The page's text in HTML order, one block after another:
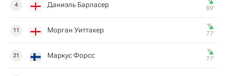
4 Даниэль Барласер 89‎’‎
11 Морган Уиттакер 77‎’‎
21 Маркус Форсс 77‎’‎